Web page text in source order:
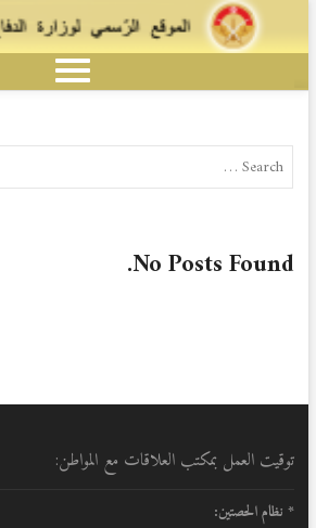
No Posts Found.
توقيت العمل بمكتب العلاقات مع المواطن:
* نظام الحصتين: